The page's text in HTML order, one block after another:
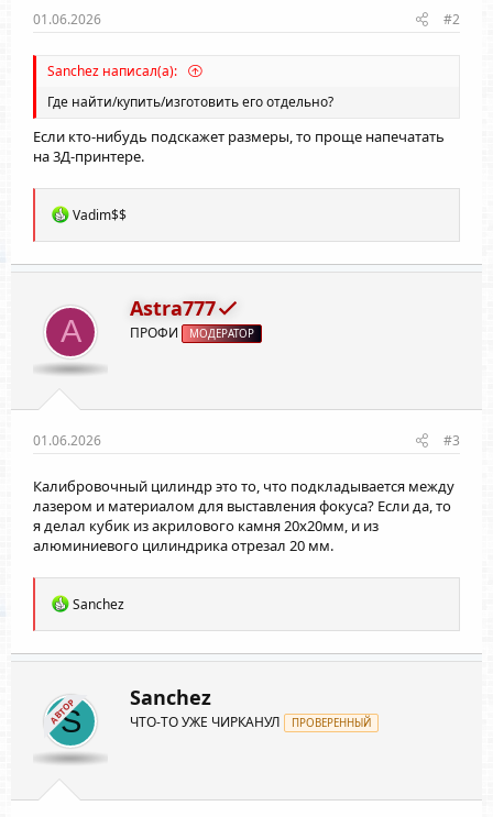
01.06.2026 #2
Sanchez написал(а):
Где найти/купить/изготовить его отдельно?
Если кто-нибудь подскажет размеры, то проще напечатать
на 3Д-принтере.
Р
а
к
и
и
:
Vadim$$
A
Astra777
ПРОФИ МОДЕРАТОР
01.06.2026 #3
Калибровочный цилиндр это то, что подкладывается между
лазером и материалом для выставления фокуса? Если да, то
я делал кубик из акрилового камня 20х20мм, и из
алюминиевого цилиндрика отрезал 20 мм.
Р
а
к
и
и
:
Sanchez
АВТОР
S
Sanchez
ЧТО-ТО УЖЕ ЧИРКАНУЛ ПРОВЕРЕННЫЙ